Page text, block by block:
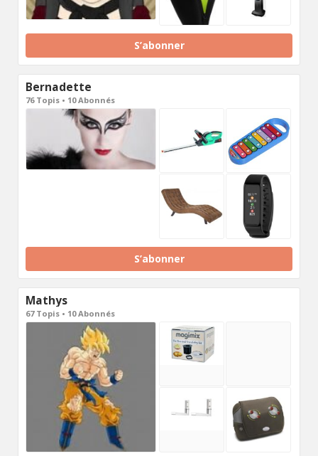
S’abonner
Bernadette
76 Topis • 10 Abonnés
S’abonner
Mathys
67 Topis • 10 Abonnés